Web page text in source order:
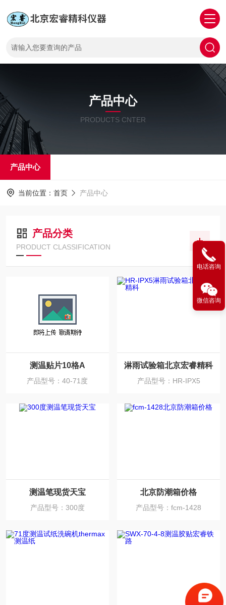
产品中心
PRODUCTS CNTER
产品中心
当前位置： 首页 产品中心
产品分类
PRODUCT CLASSIFICATION
测温贴片10格A
产品型号：40-71度
淋雨试验箱北京宏睿精科
产品型号：HR-IPX5
测温笔现货天宝
产品型号：300度
北京防潮箱价格
产品型号：fcm-1428
电话咨询
微信咨询